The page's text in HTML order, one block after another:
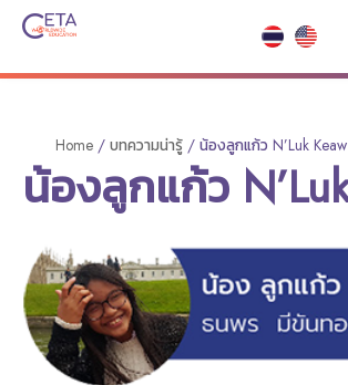
Home / บทความน่ารู้ / น้องลูกแก้ว N’Luk Keaw
น้องลูกแก้ว